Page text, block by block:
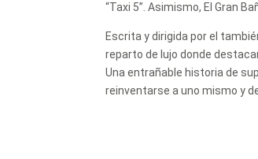
“Taxi 5”. Asimismo, El Gran
Escrita y dirigida por el
reparto de lujo donde
Una entrañable historia de
reinventarse a uno mismo y